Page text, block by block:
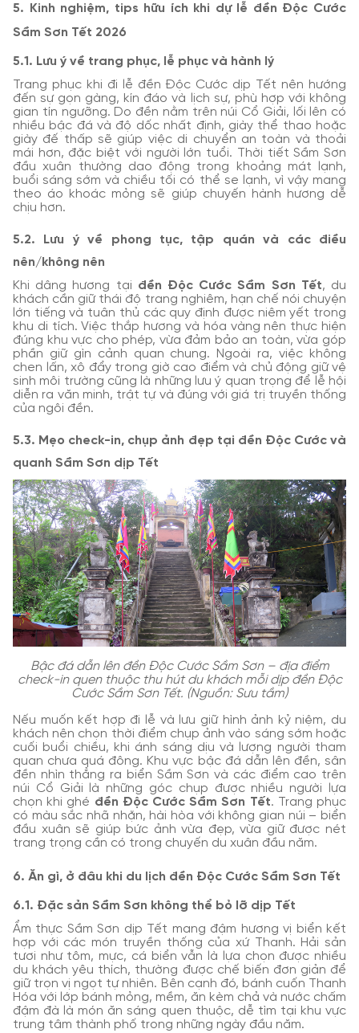
5. Kinh nghiệm, tips hữu ích khi dự lễ đền Độc Cước
Sầm Sơn Tết 2026
5.1. Lưu ý về trang phục, lễ phục và hành lý
Trang phục khi đi lễ đền Độc Cước dịp Tết nên hướng
đến sự gọn gàng, kín đáo và lịch sự, phù hợp với không
gian tín ngưỡng. Do đền nằm trên núi Cổ Giải, lối lên có
nhiều bậc đá và độ dốc nhất định, giày thể thao hoặc
giày đế thấp sẽ giúp việc di chuyển an toàn và thoải
mái hơn, đặc biệt với người lớn tuổi. Thời tiết Sầm Sơn
đầu xuân thường dao động trong khoảng mát lạnh,
buổi sáng sớm và chiều tối có thể se lạnh, vì vậy mang
theo áo khoác mỏng sẽ giúp chuyến hành hương dễ
chịu hơn.
5.2. Lưu ý về phong tục, tập quán và các điều
nên/không nên
Khi dâng hương tại đền Độc Cước Sầm Sơn Tết, du
khách cần giữ thái độ trang nghiêm, hạn chế nói chuyện
lớn tiếng và tuân thủ các quy định được niêm yết trong
khu di tích. Việc thắp hương và hóa vàng nên thực hiện
đúng khu vực cho phép, vừa đảm bảo an toàn, vừa góp
phần giữ gìn cảnh quan chung. Ngoài ra, việc không
chen lấn, xô đẩy trong giờ cao điểm và chủ động giữ vệ
sinh môi trường cũng là những lưu ý quan trọng để lễ hội
diễn ra văn minh, trật tự và đúng với giá trị truyền thống
của ngôi đền.
5.3. Mẹo check-in, chụp ảnh đẹp tại đền Độc Cước và
quanh Sầm Sơn dịp Tết
Bậc đá dẫn lên đền Độc Cước Sầm Sơn – địa điểm
check-in quen thuộc thu hút du khách mỗi dịp đền Độc
Cước Sầm Sơn Tết. (Nguồn: Sưu tầm)
Nếu muốn kết hợp đi lễ và lưu giữ hình ảnh kỷ niệm, du
khách nên chọn thời điểm chụp ảnh vào sáng sớm hoặc
cuối buổi chiều, khi ánh sáng dịu và lượng người tham
quan chưa quá đông. Khu vực bậc đá dẫn lên đền, sân
đền nhìn thẳng ra biển Sầm Sơn và các điểm cao trên
núi Cổ Giải là những góc chụp được nhiều người lựa
chọn khi ghé đền Độc Cước Sầm Sơn Tết. Trang phục
có màu sắc nhã nhặn, hài hòa với không gian núi – biển
đầu xuân sẽ giúp bức ảnh vừa đẹp, vừa giữ được nét
trang trọng cần có trong chuyến du xuân đầu năm.
6. Ăn gì, ở đâu khi du lịch đền Độc Cước Sầm Sơn Tết
6.1. Đặc sản Sầm Sơn không thể bỏ lỡ dịp Tết
Ẩm thực Sầm Sơn dịp Tết mang đậm hương vị biển kết
hợp với các món truyền thống của xứ Thanh. Hải sản
tươi như tôm, mực, cá biển vẫn là lựa chọn được nhiều
du khách yêu thích, thường được chế biến đơn giản để
giữ trọn vị ngọt tự nhiên. Bên cạnh đó, bánh cuốn Thanh
Hóa với lớp bánh mỏng, mềm, ăn kèm chả và nước chấm
đậm đà là món ăn sáng quen thuộc, dễ tìm tại khu vực
trung tâm thành phố trong những ngày đầu năm.